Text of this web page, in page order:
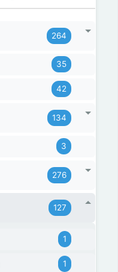
264
35
42
134
3
276
127
1
1